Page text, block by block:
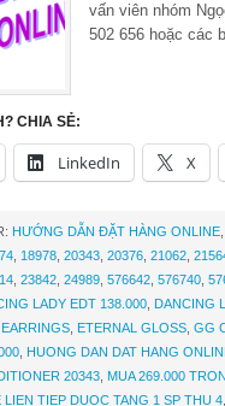
vấn viên nhóm
502 656 hoặc các
CHIA SẺ:
LinkedIn X
HƯỚNG DẪN ĐẶT HÀNG ONLINE
18978 20343 20376 21062
23842 24989 576642 576740
LADY EDT 138.000 DANCING
ETERNAL GLOSS GG
HUONG DAN DAT HANG
20343 MUA 269.000
LIEN TIEP DUOC TANG 1 SP THU 4